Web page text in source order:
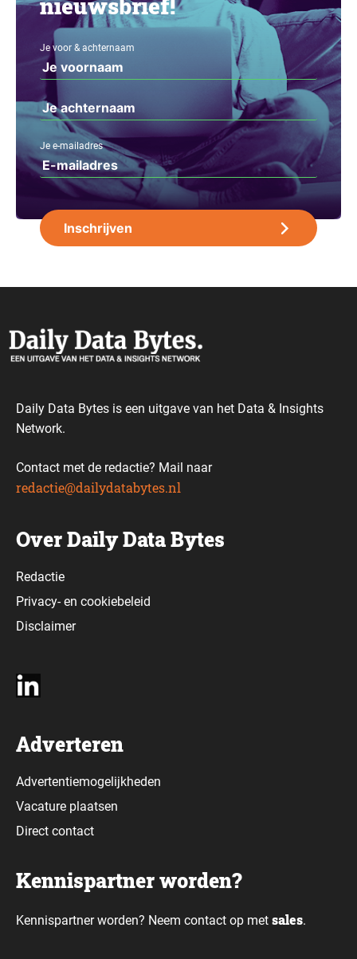
nieuwsbrief!
Je voor & achternaam
Je e-mailadres
Daily Data Bytes is een uitgave van het Data & Insights
Network.
Contact met de redactie? Mail naar
redactie@dailydatabytes.nl
Over Daily Data Bytes
Redactie
Privacy-en cookiebeleid
Disclaimer
Adverteren
Advertentiemogelijkheden
Vacature plaatsen
Direct contact
Kennispartner worden?
Kennispartner worden? Neem contact op met sales.